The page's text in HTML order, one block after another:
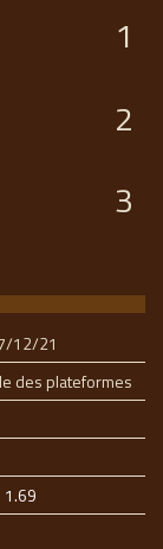
1
2
3
12/21
des plateformes
1.69